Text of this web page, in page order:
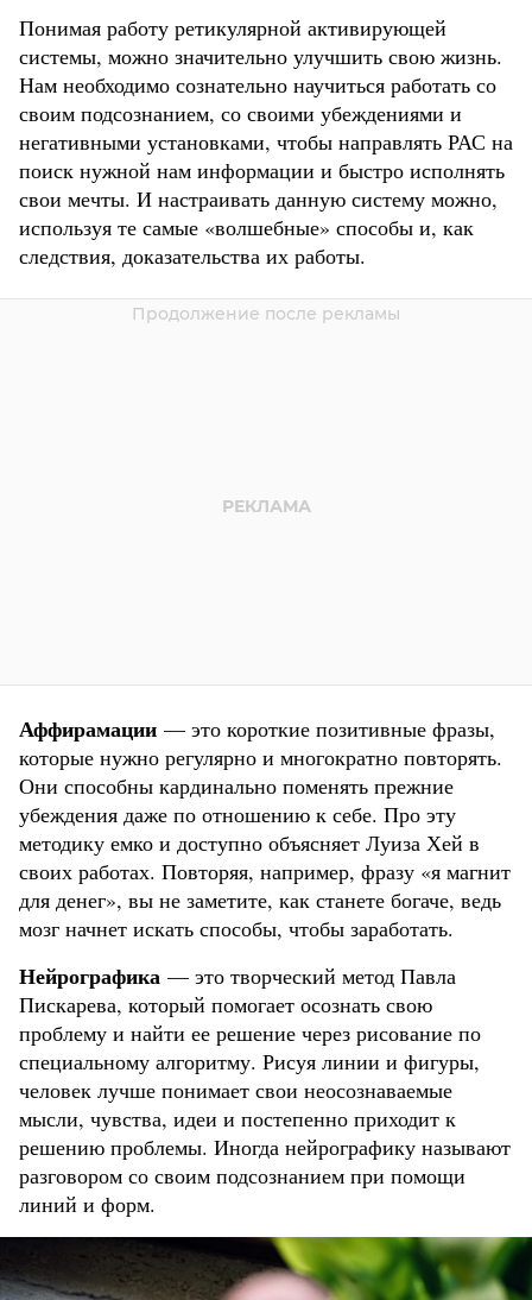
Понимая работу ретикулярной активирующей
системы, можно значительно улучшить свою жизнь.
Нам необходимо сознательно научиться работать со
своим подсознанием, со своими убеждениями и
негативными установками, чтобы направлять РАС на
поиск нужной нам информации и быстро исполнять
свои мечты. И настраивать данную систему можно,
используя те самые «волшебные» способы и, как
следствия, доказательства их работы.
Аффирамации — это короткие позитивные фразы,
которые нужно регулярно и многократно повторять.
Они способны кардинально поменять прежние
убеждения даже по отношению к себе. Про эту
методику емко и доступно объясняет Луиза Хей в
своих работах. Повторяя, например, фразу «я магнит
для денег», вы не заметите, как станете богаче, ведь
мозг начнет искать способы, чтобы заработать.
Нейрографика — это творческий метод Павла
Пискарева, который помогает осознать свою
проблему и найти ее решение через рисование по
специальному алгоритму. Рисуя линии и фигуры,
человек лучше понимает свои неосознаваемые
мысли, чувства, идеи и постепенно приходит к
решению проблемы. Иногда нейрографику называют
разговором со своим подсознанием при помощи
линий и форм.